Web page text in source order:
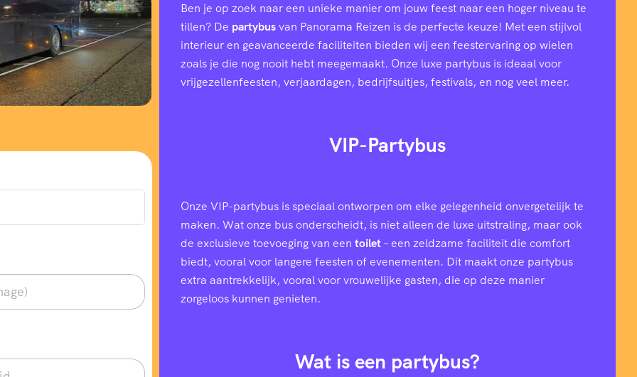
Ben je op zoek naar een unieke manier om jouw feest naar een hoger niveau te
tillen? De partybusvan Panorama Reizen is de perfecte keuze! Met een stijlvol
interieur en geavanceerde faciliteiten bieden wij een feestervaring op wielen
zoals je die nog nooit hebt meegemaakt. Onze luxe partybus is ideaal voor
vrijgezellenfeesten, verjaardagen, bedrijfsuitjes, festivals, en nog veel meer.
VIP-Partybus
Onze VIP-partybus is speciaal ontworpen om elke gelegenheid onvergetelijk te
maken. Wat onze bus onderscheidt, is niet alleen de luxe uitstraling, maar ook
de exclusieve toevoeging van een toilet– een zeldzame faciliteit die comfort
biedt, vooral voor langere feesten of evenementen. Dit maakt onze partybus
extra aantrekkelijk, vooral voor vrouwelijke gasten, die op deze manier
zorgeloos kunnen genieten.
Wat is een partybus?